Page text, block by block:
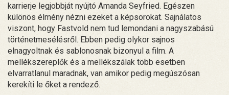
karrierje legjobbját nyújtó Amanda Seyfried. Egészen
különös élmény nézni ezeket a képsorokat. Sajnálatos
viszont, hogy Fastvold nem tud lemondani a nagyszabású
történetmesélésről. Ebben pedig olykor sajnos
elnagyoltnak és sablonosnak bizonyul a film. A
mellékszereplők és a mellékszálak több esetben
elvarratlanul maradnak, van amikor pedig megúszósan
kerekíti le őket a rendező.